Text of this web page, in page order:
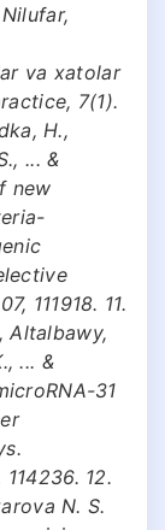
va xatolar
7(1).
H.,
... &
new
111918. 11.
Altalbawy,
... &
31
12.
N. S.